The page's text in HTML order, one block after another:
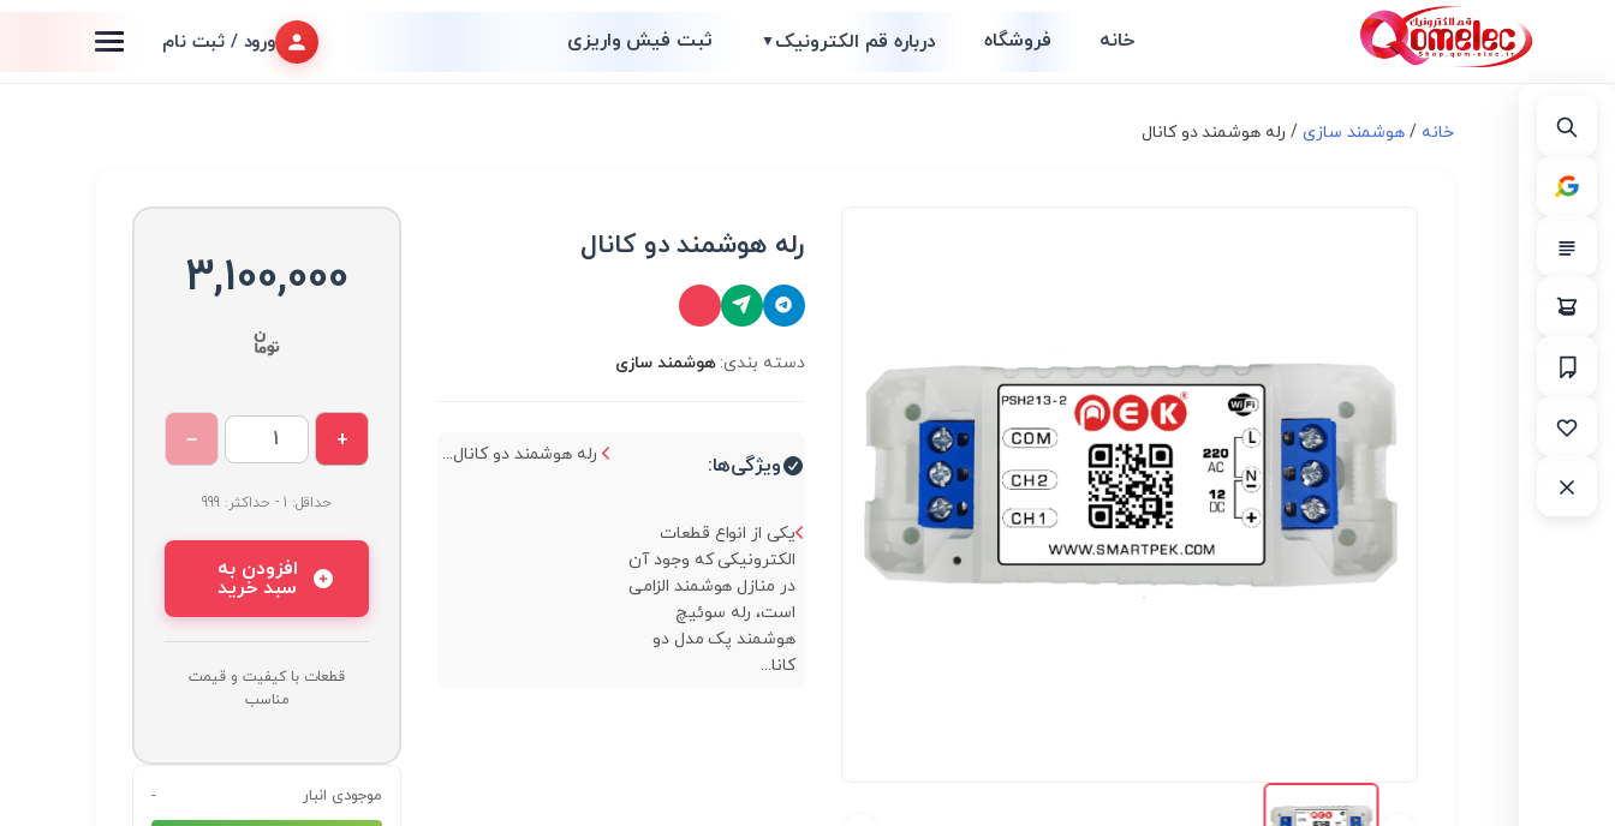
خانه فروشگاه درباره قم الکترونیک▼ ثبت فیش واریزی ورود / ثبت نام
خانه / هوشمند سازی / رله هوشمند دو کانال
رله هوشمند دو کانال
دسته بندی: هوشمند سازی
ویژگی‌ها: رله هوشمند دو کانال...
یکی از انواع قطعات
الکترونیکی که وجود آن
در منازل هوشمند الزامی
است، رله سوئیچ
هوشمند پک مدل دو
کانا...
3,100,000
+
−
حداقل: 1 - حداکثر: 999
افزودن به
سبد خرید
قطعات با کیفیت و قیمت
مناسب
موجودی انبار -